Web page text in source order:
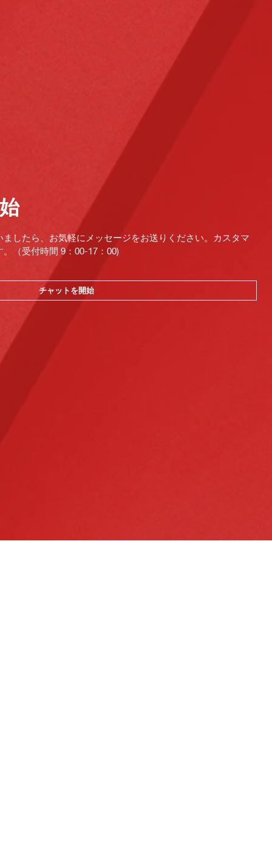
したら、お気軽にメッセージをお送りください。カスタマ
（受付時間 9：00-17：00)
チャットを開始